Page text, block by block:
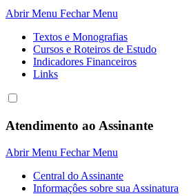
Abrir Menu Fechar Menu
Textos e Monografias
Cursos e Roteiros de Estudo
Indicadores Financeiros
Links
Atendimento ao Assinante
Abrir Menu Fechar Menu
Central do Assinante
Informaçôes sobre sua Assinatura